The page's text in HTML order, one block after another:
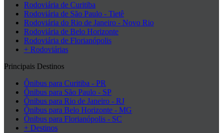
Rodoviária de Curitiba
Rodoviária de São Paulo - Tietê
Rodoviária do Rio de Janeiro - Novo Rio
Rodoviária de Belo Horizonte
Rodoviária de Florianópolis
+ Rodoviárias
Principais Destinos
Ônibus para Curitiba - PR
Ônibus para São Paulo - SP
Ônibus para Rio de Janeiro - RJ
Ônibus para Belo Horizonte - MG
Ônibus para Florianópolis - SC
+ Destinos